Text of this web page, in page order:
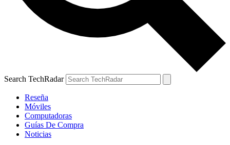
Search TechRadar
Reseña
Móviles
Computadoras
Guías De Compra
Noticias